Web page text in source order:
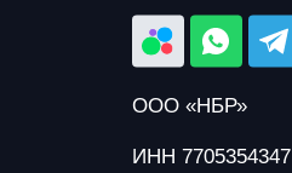
ООО «НБР»
ИНН 7705354347